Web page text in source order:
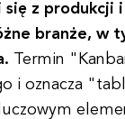
się z produkcji
branże, w
Termin
i oznacza